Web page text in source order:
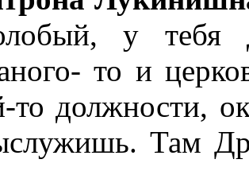
у тебя
то и
то должности,
Там